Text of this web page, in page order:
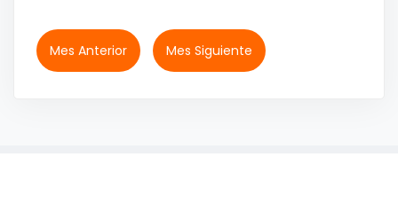
Mes Anterior Mes Siguiente